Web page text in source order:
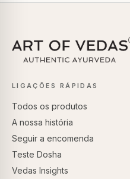
LIGAÇÕES RÁPIDAS
Todos os produtos
A nossa história
Seguir a encomenda
Teste Dosha
Vedas Insights